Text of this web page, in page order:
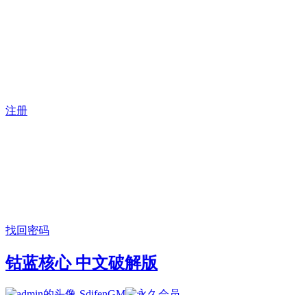
注册
找回密码
钴蓝核心 中文破解版